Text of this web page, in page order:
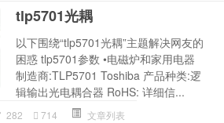
tlp5701光耦
以下围绕“tlp5701光耦”主题解决网友的
困惑 tlp5701参数 •电磁炉和家用电器
制造商:TLP5701 Toshiba 产品种类:逻
辑输出光电耦合器 RoHS: 详细信...
282 714 文章列表